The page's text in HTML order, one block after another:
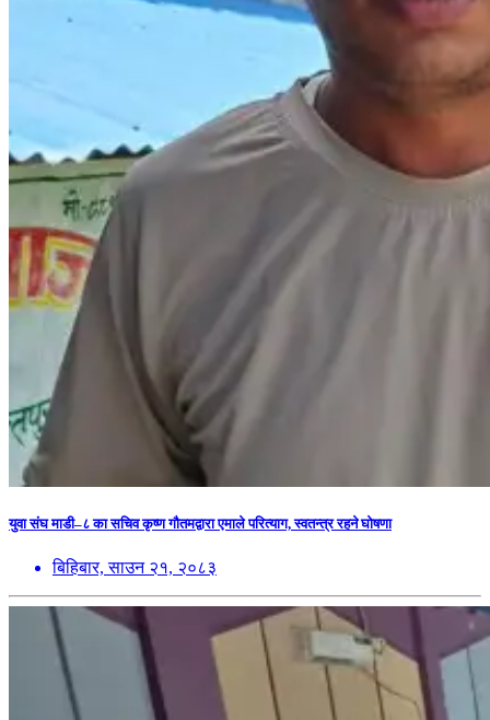
युवा संघ माडी–८ का सचिव कृष्ण गौतमद्वारा एमाले परित्याग, स्वतन्त्र रहने घोषणा
बिहिबार, साउन २१, २०८३